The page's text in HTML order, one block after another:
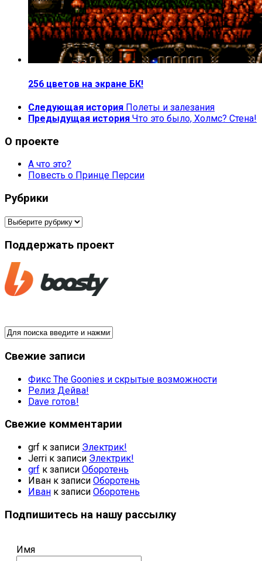
256 цветов на экране БК!
Следующая история Полеты и залезания
Предыдущая история Что это было, Холмс? Стена!
О проекте
А что это?
Повесть о Принце Персии
Рубрики
Рубрики
Поддержать проект
Свежие записи
Фикс The Goonies и скрытые возможности
Релиз Дейва!
Dave готов!
Свежие комментарии
grf к записи Электрик!
Jerri к записи Электрик!
grf к записи Оборотень
Иван к записи Оборотень
Иван к записи Оборотень
Подпишитесь на нашу рассылку
Имя